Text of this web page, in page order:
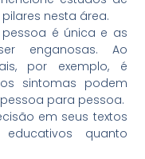
nesta área.
é única e as
enganosas. Ao
por exemplo, é
sintomas podem
para pessoa.
em seus textos
quanto